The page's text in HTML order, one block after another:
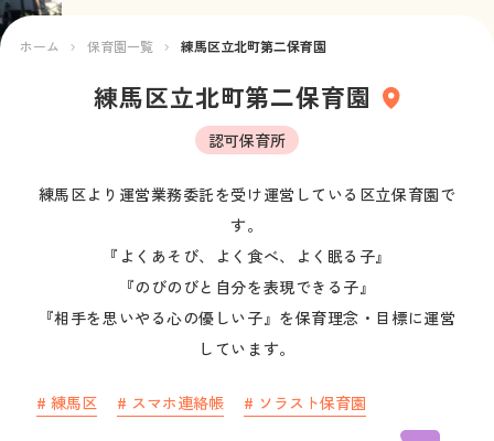
お役立ち情報
新卒採用
保育園を探す
ホーム 保育園一覧 練馬区立北町第二保育園
練馬区立北町第二保育園
認可保育所
練馬区より運営業務委託を受け運営している区立保育園で
す。
『よくあそび、よく食べ、よく眠る子』
『のびのびと自分を表現できる子』
『相手を思いやる心の優しい子』を保育理念・目標に運営
しています。
# 練馬区 # スマホ連絡帳 # ソラスト保育園